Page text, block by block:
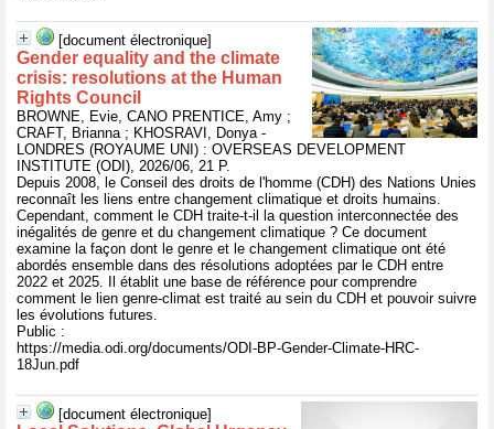
[document électronique]
Gender equality and the climate
crisis: resolutions at the Human
Rights Council
BROWNE, Evie, CANO PRENTICE, Amy ;
CRAFT, Brianna ; KHOSRAVI, Donya -
LONDRES (ROYAUME UNI) : OVERSEAS DEVELOPMENT
INSTITUTE (ODI), 2026/06, 21 P.
Depuis 2008, le Conseil des droits de l'homme (CDH) des Nations Unies
reconnaît les liens entre changement climatique et droits humains.
Cependant, comment le CDH traite-t-il la question interconnectée des
inégalités de genre et du changement climatique ? Ce document
examine la façon dont le genre et le changement climatique ont été
abordés ensemble dans des résolutions adoptées par le CDH entre
2022 et 2025. Il établit une base de référence pour comprendre
comment le lien genre-climat est traité au sein du CDH et pouvoir suivre
les évolutions futures.
Public :
https://media.odi.org/documents/ODI-BP-Gender-Climate-HRC-
18Jun.pdf
[document électronique]